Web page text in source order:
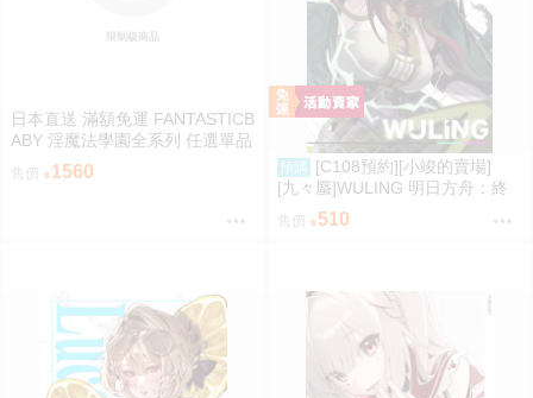
限制級商品
日本直送 滿額免運 FANTASTICB
ABY 淫魔法學園全系列 任選單品
/ 3位學妹豪華全套組 疾風雷神
1560 預購
[C108預約][小竣的賣場]
[九々蜃]WULING 明日方舟：終
末地 同人誌id=3774619
510